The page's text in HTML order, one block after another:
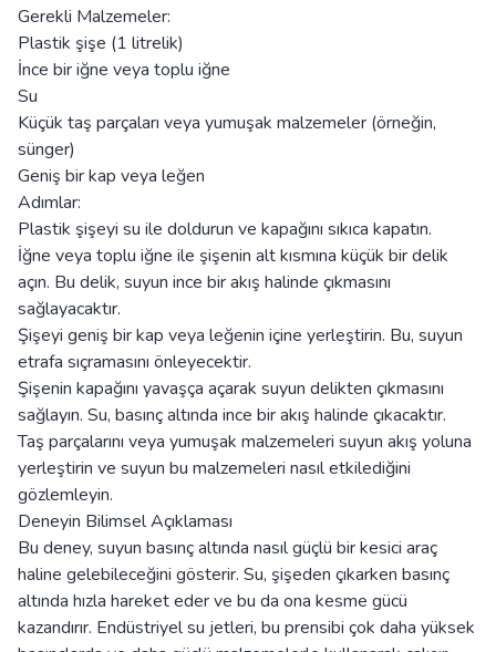
Gerekli Malzemeler:
Plastik şişe (1 litrelik)
İnce bir iğne veya toplu iğne
Su
Küçük taş parçaları veya yumuşak malzemeler (örneğin,
sünger)
Geniş bir kap veya leğen
Adımlar:
Plastik şişeyi su ile doldurun ve kapağını sıkıca kapatın.
İğne veya toplu iğne ile şişenin alt kısmına küçük bir delik
açın. Bu delik, suyun ince bir akış halinde çıkmasını
sağlayacaktır.
Şişeyi geniş bir kap veya leğenin içine yerleştirin. Bu, suyun
etrafa sıçramasını önleyecektir.
Şişenin kapağını yavaşça açarak suyun delikten çıkmasını
sağlayın. Su, basınç altında ince bir akış halinde çıkacaktır.
Taş parçalarını veya yumuşak malzemeleri suyun akış yoluna
yerleştirin ve suyun bu malzemeleri nasıl etkilediğini
gözlemleyin.
Deneyin Bilimsel Açıklaması
Bu deney, suyun basınç altında nasıl güçlü bir kesici araç
haline gelebileceğini gösterir. Su, şişeden çıkarken basınç
altında hızla hareket eder ve bu da ona kesme gücü
kazandırır. Endüstriyel su jetleri, bu prensibi çok daha yüksek